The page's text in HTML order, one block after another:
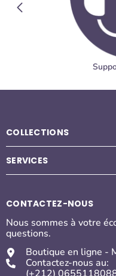
COLLECTIONS
SERVICES
CONTACTEZ-NOUS
Nous sommes à votre
questions.
Boutique en ligne -
Contactez-nous au: